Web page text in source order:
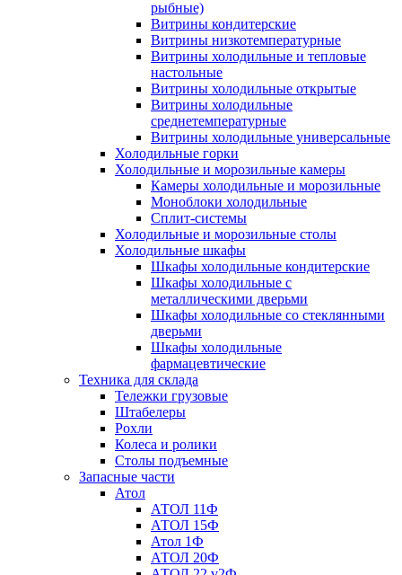
рыбные)
Витрины кондитерские
Витрины низкотемпературные
Витрины холодильные и тепловые
настольные
Витрины холодильные открытые
Витрины холодильные
среднетемпературные
Витрины холодильные универсальные
Холодильные горки
Холодильные и морозильные камеры
Камеры холодильные и морозильные
Моноблоки холодильные
Сплит-системы
Холодильные и морозильные столы
Холодильные шкафы
Шкафы холодильные кондитерские
Шкафы холодильные с
металлическими дверьми
Шкафы холодильные со стеклянными
дверьми
Шкафы холодильные
фармацевтические
Техника для склада
Тележки грузовые
Штабелеры
Рохли
Колеса и ролики
Столы подъемные
Запасные части
Атол
АТОЛ 11Ф
АТОЛ 15Ф
Атол 1Ф
АТОЛ 20Ф